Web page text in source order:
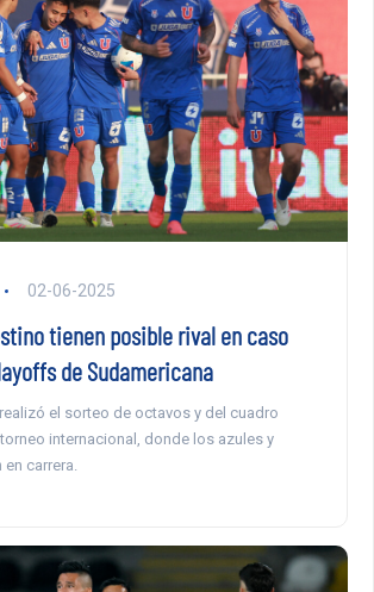
02-06-2025
tienen posible rival en caso
de Sudamericana
el sorteo de octavos y del cuadro
internacional, donde los azules y
carrera.